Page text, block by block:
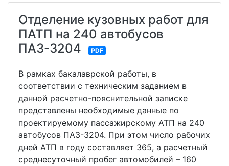
Отделение кузовных работ для
ПАТП на 240 автобусов
ПАЗ-3204
PDF
В рамках бакалаврской работы, в
соответствии с техническим заданием в
данной расчетно-пояснительной записке
представлены необходимые данные по
проектируемому пассажирскому АТП на 240
автобусов ПАЗ-3204. При этом число рабочих
дней АТП в году составляет 365, а расчетный
среднесуточный пробег автомобилей – 160